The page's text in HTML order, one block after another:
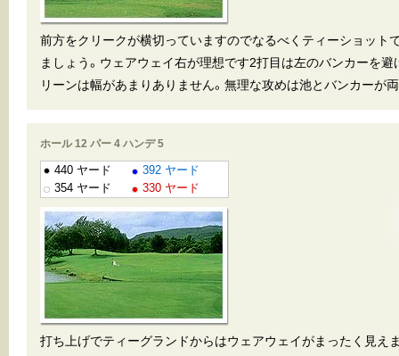
前方をクリークが横切っていますのでなるべくティーショット
ましょう。ウェアウェイ右が理想です2打目は左のバンカーを避
リーンは幅があまりありません。無理な攻めは池とバンカーが
ホール 12 パー 4 ハンデ 5
440 ヤード
392 ヤード
354 ヤード
330 ヤード
打ち上げでティーグランドからはウェアウェイがまったく見え